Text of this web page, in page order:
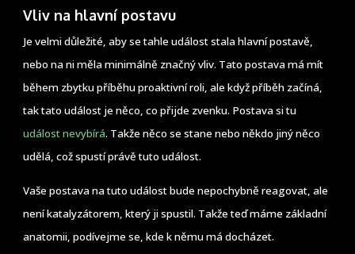
Vliv na hlavní postavu
Je velmi důležité, aby se tahle událost stala hlavní postavě,
nebo na ni měla minimálně značný vliv. Tato postava má mít
během zbytku příběhu proaktivní roli, ale když příběh začíná,
tak tato událost je něco, co přijde zvenku. Postava si tu
událost nevybírá. Takže něco se stane nebo někdo jiný něco
udělá, což spustí právě tuto událost.
Vaše postava na tuto událost bude nepochybně reagovat, ale
není katalyzátorem, který ji spustil. Takže teď máme základní
anatomii, podívejme se, kde k němu má docházet.